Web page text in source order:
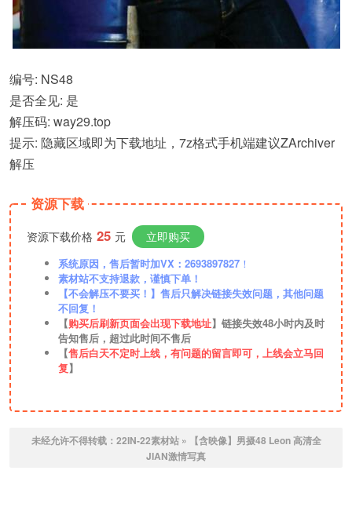
编号: NS48
是否全见: 是
解压码: way29.top
提示: 隐藏区域即为下载地址，7z格式手机端建议ZArchiver
解压
资源下载
资源下载价格 25 元 立即购买
系统原因，售后暂时加VX：2693897827 ！
素材站不支持退款，谨慎下单！
【不会解压不要买！】售后只解决链接失效问题，其他问题
不回复！
【购买后刷新页面会出现下载地址】链接失效48小时内及时
告知售后，超过此时间不售后
【售后白天不定时上线，有问题的留言即可，上线会立马回
复】
未经允许不得转载： 22IN-22素材站»
【含映像】男摄48 Leon 高清全
JIAN激情写真